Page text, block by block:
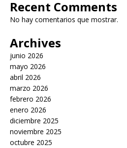
Recent Comments
No hay comentarios que mostrar.
Archives
junio 2026
mayo 2026
abril 2026
marzo 2026
febrero 2026
enero 2026
diciembre 2025
noviembre 2025
octubre 2025